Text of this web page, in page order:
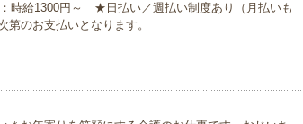
時給1300円～ ★日払い／週払い制度あり（月払いも
のお支払いとなります。